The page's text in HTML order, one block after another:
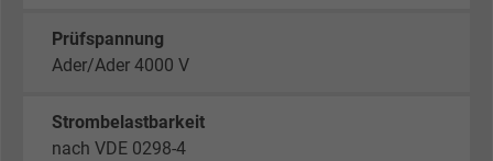
Prüfspannung
Ader/Ader 4000 V
Strombelastbarkeit
nach VDE 0298-4